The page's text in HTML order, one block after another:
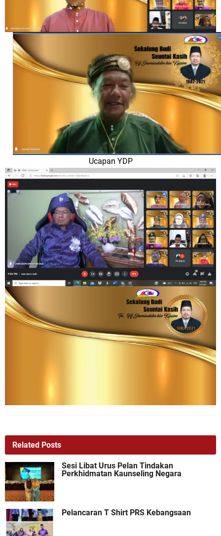
Ucapan YDP
Related Posts
Sesi Libat Urus Pelan Tindakan
Perkhidmatan Kaunseling Negara
Pelancaran T Shirt PRS Kebangsaan